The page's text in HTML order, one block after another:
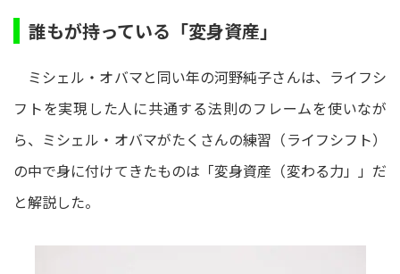
誰もが持っている「変身資産」
ミシェル・オバマと同い年の河野純子さんは、ライフシ
フトを実現した人に共通する法則のフレームを使いなが
ら、ミシェル・オバマがたくさんの練習（ライフシフト）
の中で身に付けてきたものは「変身資産（変わる力」」だ
と解説した。